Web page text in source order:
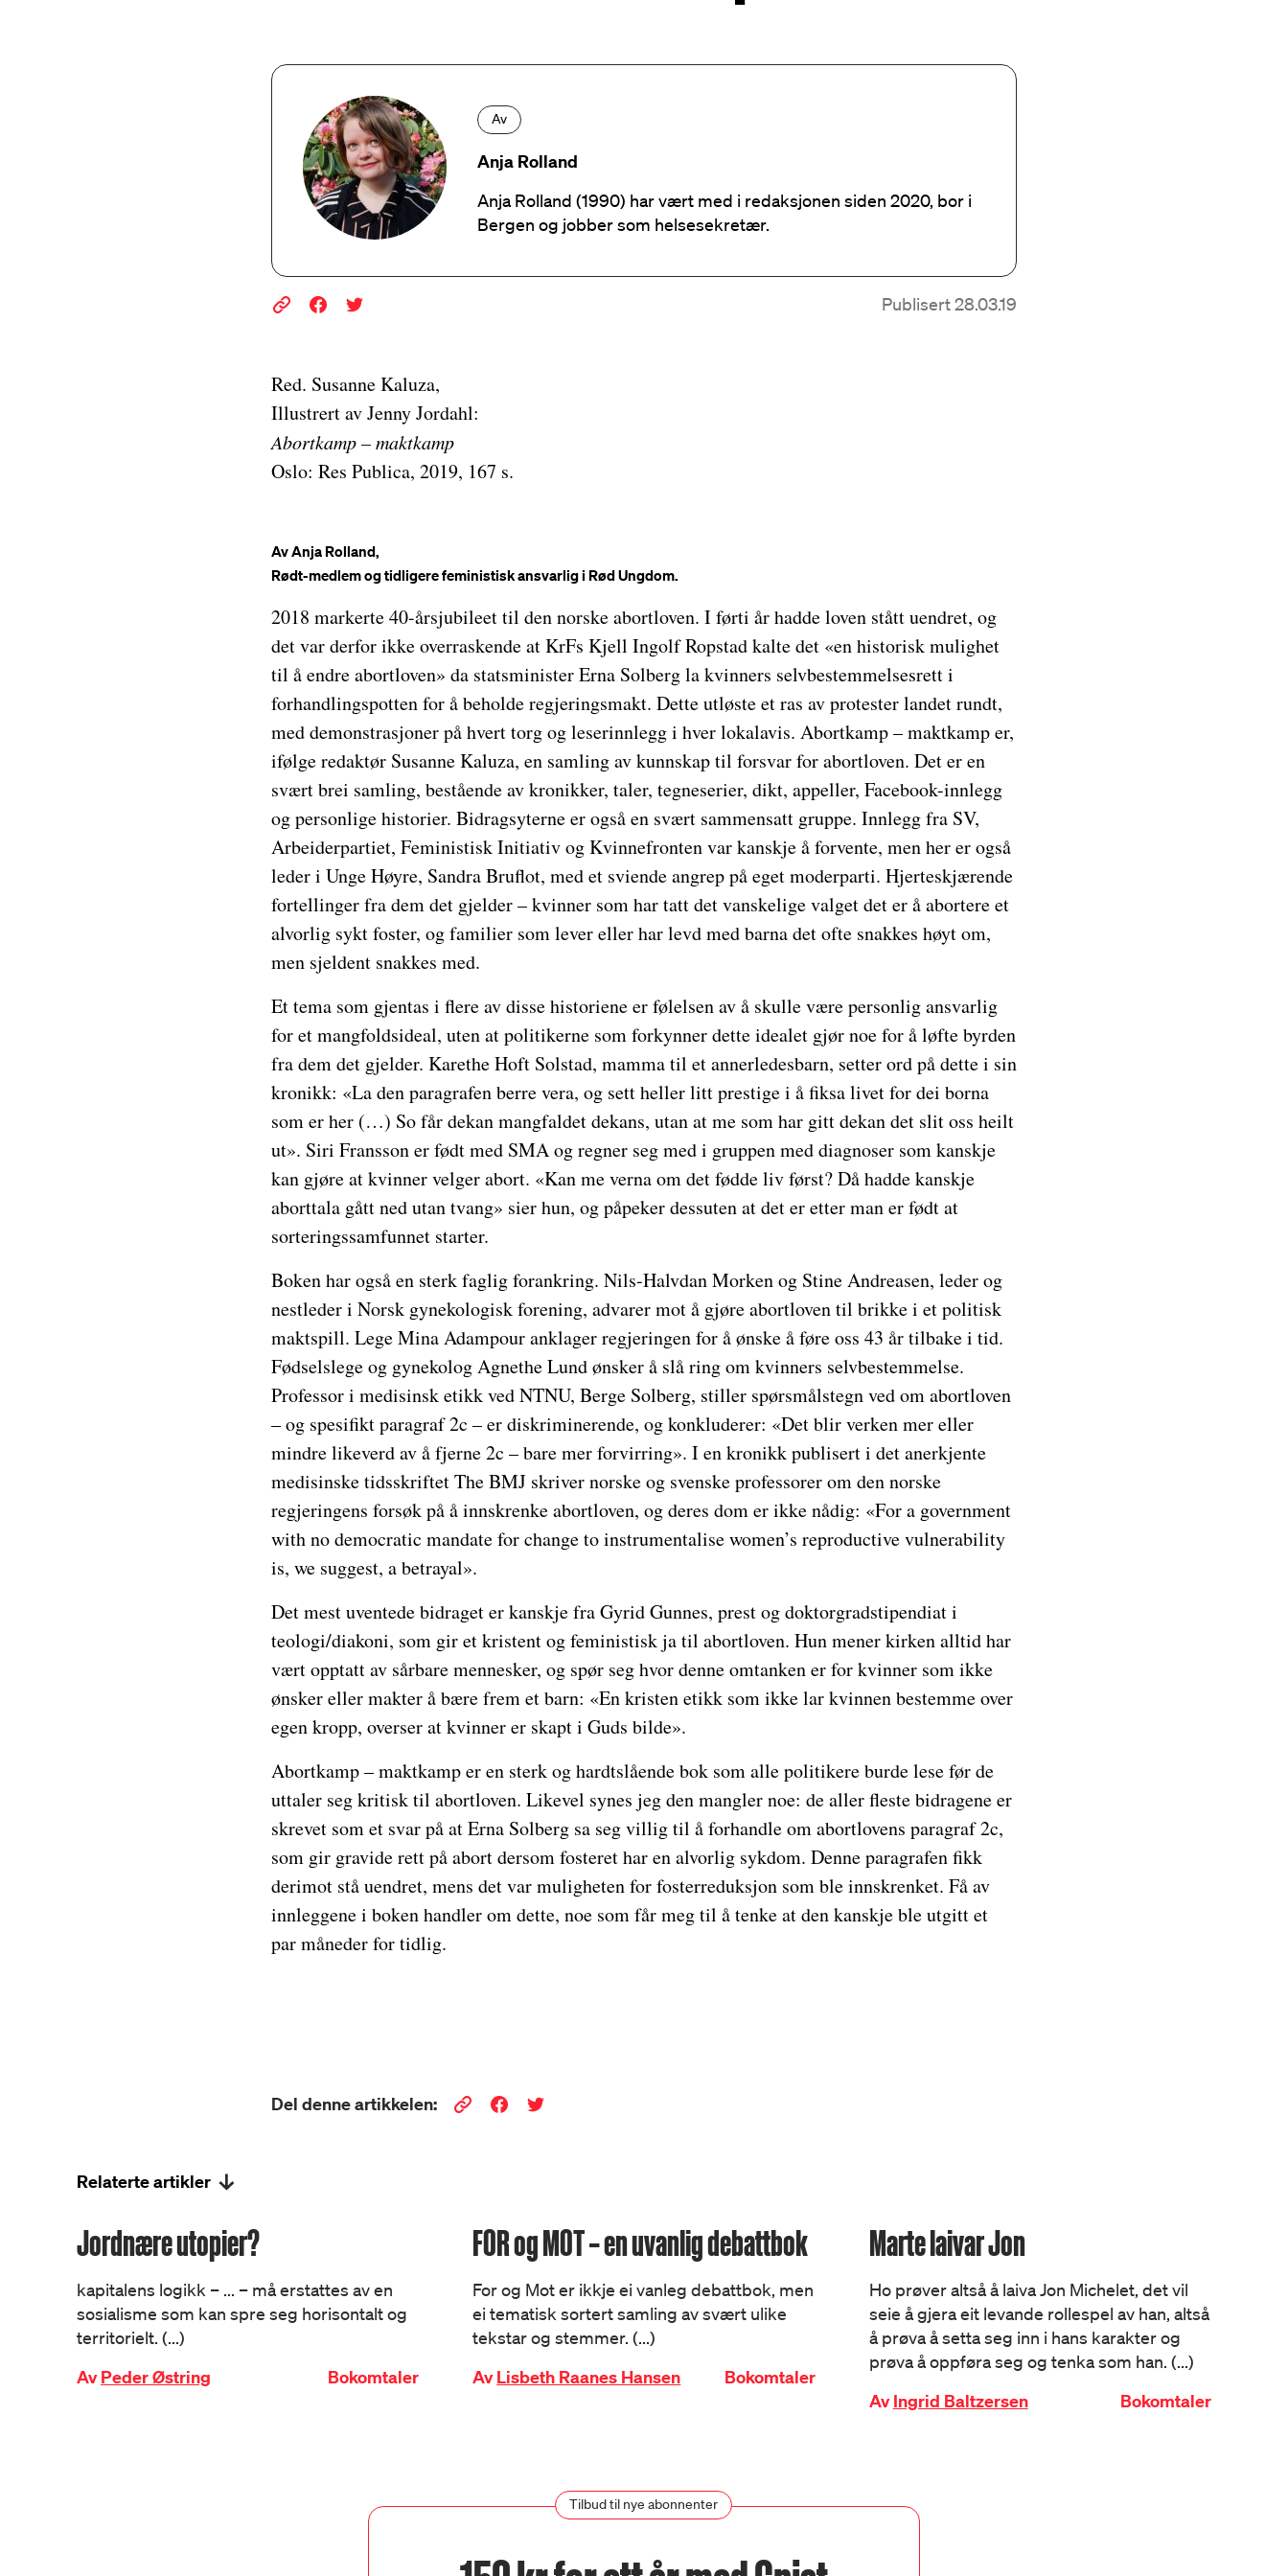
Av
Anja Rolland
Anja Rolland (1990) har vært med i redaksjonen siden 2020, bor i
Bergen og jobber som helsesekretær.
Publisert 28.03.19
Red. Susanne Kaluza,
Illustrert av Jenny Jordahl:
Abortkamp – maktkamp
Oslo: Res Publica, 2019, 167 s.
Av Anja Rolland,
Rødt-medlem og tidligere feministisk ansvarlig i Rød Ungdom.
2018 markerte 40-årsjubileet til den norske abortloven. I førti år hadde loven stått uendret, og
det var derfor ikke overraskende at KrFs Kjell Ingolf Ropstad kalte det «en historisk mulighet
til å endre abortloven» da statsminister Erna Solberg la kvinners selvbestemmelsesrett i
forhandlingspotten for å beholde regjeringsmakt. Dette utløste et ras av protester landet rundt,
med demonstrasjoner på hvert torg og leserinnlegg i hver lokalavis. Abortkamp – maktkamp er,
ifølge redaktør Susanne Kaluza, en samling av kunnskap til forsvar for abortloven. Det er en
svært brei samling, bestående av kronikker, taler, tegneserier, dikt, appeller, Facebook-innlegg
og personlige historier. Bidragsyterne er også en svært sammensatt gruppe. Innlegg fra SV,
Arbeiderpartiet, Feministisk Initiativ og Kvinnefronten var kanskje å forvente, men her er også
leder i Unge Høyre, Sandra Bruflot, med et sviende angrep på eget moderparti. Hjerteskjærende
fortellinger fra dem det gjelder – kvinner som har tatt det vanskelige valget det er å abortere et
alvorlig sykt foster, og familier som lever eller har levd med barna det ofte snakkes høyt om,
men sjeldent snakkes med.
Et tema som gjentas i flere av disse historiene er følelsen av å skulle være personlig ansvarlig
for et mangfoldsideal, uten at politikerne som forkynner dette idealet gjør noe for å løfte byrden
fra dem det gjelder. Karethe Hoft Solstad, mamma til et annerledesbarn, setter ord på dette i sin
kronikk: «La den paragrafen berre vera, og sett heller litt prestige i å fiksa livet for dei borna
som er her (…) So får dekan mangfaldet dekans, utan at me som har gitt dekan det slit oss heilt
ut». Siri Fransson er født med SMA og regner seg med i gruppen med diagnoser som kanskje
kan gjøre at kvinner velger abort. «Kan me verna om det fødde liv først? Då hadde kanskje
aborttala gått ned utan tvang» sier hun, og påpeker dessuten at det er etter man er født at
sorteringssamfunnet starter.
Boken har også en sterk faglig forankring. Nils-Halvdan Morken og Stine Andreasen, leder og
nestleder i Norsk gynekologisk forening, advarer mot å gjøre abortloven til brikke i et politisk
maktspill. Lege Mina Adampour anklager regjeringen for å ønske å føre oss 43 år tilbake i tid.
Fødselslege og gynekolog Agnethe Lund ønsker å slå ring om kvinners selvbestemmelse.
Professor i medisinsk etikk ved NTNU, Berge Solberg, stiller spørsmålstegn ved om abortloven
– og spesifikt paragraf 2c – er diskriminerende, og konkluderer: «Det blir verken mer eller
mindre likeverd av å fjerne 2c – bare mer forvirring». I en kronikk publisert i det anerkjente
medisinske tidsskriftet The BMJ skriver norske og svenske professorer om den norske
regjeringens forsøk på å innskrenke abortloven, og deres dom er ikke nådig: «For a government
with no democratic mandate for change to instrumentalise women’s reproductive vulnerability
is, we suggest, a betrayal».
Det mest uventede bidraget er kanskje fra Gyrid Gunnes, prest og doktorgradstipendiat i
teologi/diakoni, som gir et kristent og feministisk ja til abortloven. Hun mener kirken alltid har
vært opptatt av sårbare mennesker, og spør seg hvor denne omtanken er for kvinner som ikke
ønsker eller makter å bære frem et barn: «En kristen etikk som ikke lar kvinnen bestemme over
egen kropp, overser at kvinner er skapt i Guds bilde».
Abortkamp – maktkamp er en sterk og hardtslående bok som alle politikere burde lese før de
uttaler seg kritisk til abortloven. Likevel synes jeg den mangler noe: de aller fleste bidragene er
skrevet som et svar på at Erna Solberg sa seg villig til å forhandle om abortlovens paragraf 2c,
som gir gravide rett på abort dersom fosteret har en alvorlig sykdom. Denne paragrafen fikk
derimot stå uendret, mens det var muligheten for fosterreduksjon som ble innskrenket. Få av
innleggene i boken handler om dette, noe som får meg til å tenke at den kanskje ble utgitt et
par måneder for tidlig.
Del denne artikkelen:
Relaterte artikler
Jordnære utopier?
kapitalens logikk – ... – må erstattes av en
sosialisme som kan spre seg horisontalt og
territorielt. (...)
AvPeder Østring Bokomtaler
FOR og MOT – en uvanlig debattbok
For og Mot er ikkje ei vanleg debattbok, men
ei tematisk sortert samling av svært ulike
tekstar og stemmer. (...)
AvLisbeth Raanes Hansen Bokomtaler
Marte laivar Jon
Ho prøver altså å laiva Jon Michelet, det vil
seie å gjera eit levande rollespel av han, altså
å prøva å setta seg inn i hans karakter og
prøva å oppføra seg og tenka som han. (...)
AvIngrid Baltzersen Bokomtaler
Tilbud til nye abonnenter